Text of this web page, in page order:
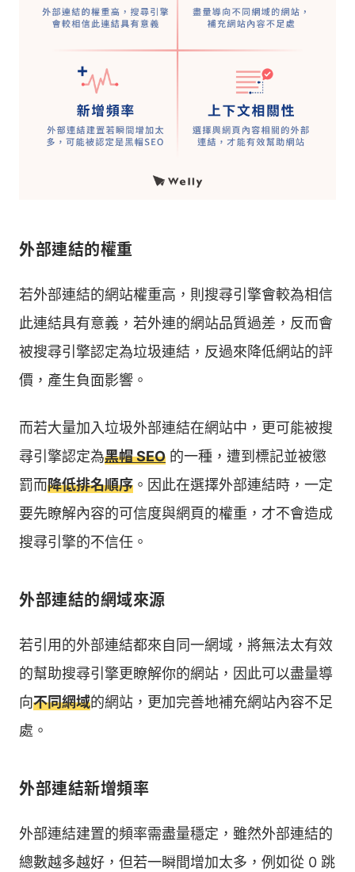
外部連結的權重
若外部連結的網站權重高，則搜尋引擎會較為相信
此連結具有意義，若外連的網站品質過差，反而會
被搜尋引擎認定為垃圾連結，反過來降低網站的評
價，產生負面影響。
而若大量加入垃圾外部連結在網站中，更可能被搜
尋引擎認定為黑帽 SEO 的一種，遭到標記並被懲
罰而降低排名順序 。因此在選擇外部連結時，一定
要先瞭解內容的可信度與網頁的權重，才不會造成
搜尋引擎的不信任。
外部連結的網域來源
若引用的外部連結都來自同一網域，將無法太有效
的幫助搜尋引擎更瞭解你的網站，因此可以盡量導
向不同網域的網站，更加完善地補充網站內容不足
處。
外部連結新增頻率
外部連結建置的頻率需盡量穩定，雖然外部連結的
總數越多越好，但若一瞬間增加太多，例如從 0 跳